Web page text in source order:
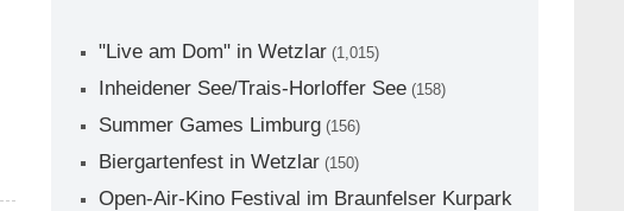
"Live am Dom" in Wetzlar (1,015)
Inheidener See/Trais-Horloffer See (158)
Summer Games Limburg (156)
Biergartenfest in Wetzlar (150)
Open-Air-Kino Festival im Braunfelser Kurpark